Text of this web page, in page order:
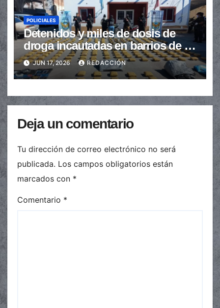
POLICIALES
Detenidos y miles de dosis de
droga incautadas en barrios de la
provincia
JUN 17, 2026 REDACCIÓN
Deja un comentario
Tu dirección de correo electrónico no será
publicada. Los campos obligatorios están
marcados con *
Comentario *